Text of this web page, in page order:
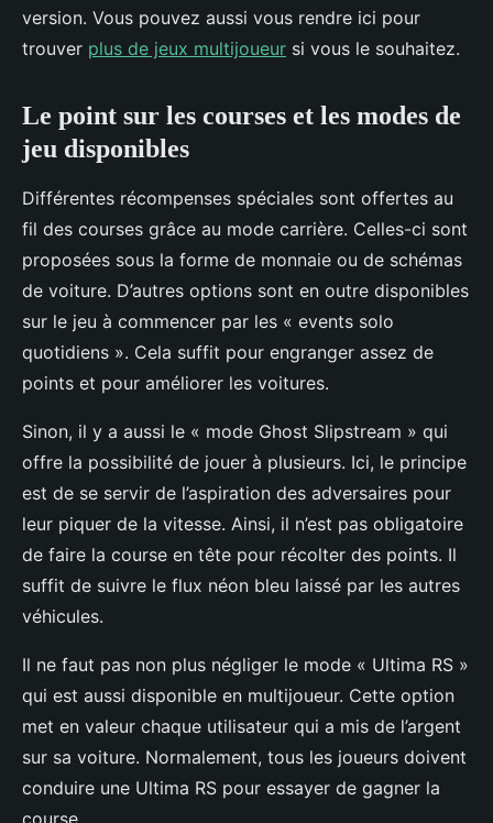
version. Vous pouvez aussi vous rendre ici pour
trouver plus de jeux multijoueur si vous le souhaitez.
Le point sur les courses et les modes de
jeu disponibles
Différentes récompenses spéciales sont offertes au
fil des courses grâce au mode carrière. Celles-ci sont
proposées sous la forme de monnaie ou de schémas
de voiture. D’autres options sont en outre disponibles
sur le jeu à commencer par les « events solo
quotidiens ». Cela suffit pour engranger assez de
points et pour améliorer les voitures.
Sinon, il y a aussi le « mode Ghost Slipstream » qui
offre la possibilité de jouer à plusieurs. Ici, le principe
est de se servir de l’aspiration des adversaires pour
leur piquer de la vitesse. Ainsi, il n’est pas obligatoire
de faire la course en tête pour récolter des points. Il
suffit de suivre le flux néon bleu laissé par les autres
véhicules.
Il ne faut pas non plus négliger le mode « Ultima RS »
qui est aussi disponible en multijoueur. Cette option
met en valeur chaque utilisateur qui a mis de l’argent
sur sa voiture. Normalement, tous les joueurs doivent
conduire une Ultima RS pour essayer de gagner la